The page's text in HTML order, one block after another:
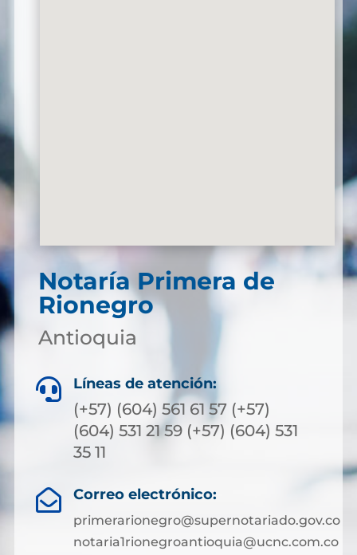
Notaría Primera de
Rionegro
Antioquia
 Líneas de atención:
(+57) (604) 561 61 57 (+57)
(604) 531 21 59 (+57) (604) 531
35 11
 Correo electrónico:
primerarionegro@supernotariado.gov.co
notaria1rionegroantioquia@ucnc.com.co